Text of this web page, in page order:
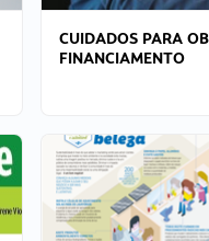
CUIDADOS PARA
FINANCIAMENTO